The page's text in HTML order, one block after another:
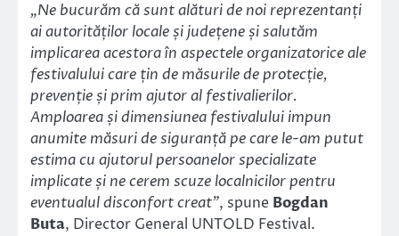
„Ne bucurăm că sunt alături de noi reprezentanți
ai autorităților locale și județene și salutăm
implicarea acestora în aspectele organizatorice ale
festivalului care țin de măsurile de protecție,
prevenție și prim ajutor al festivalierilor.
Amploarea și dimensiunea festivalului impun
anumite măsuri de siguranță pe care le-am putut
estima cu ajutorul persoanelor specializate
implicate și ne cerem scuze localnicilor pentru
eventualul disconfort creat”, spune Bogdan
Buta, Director General UNTOLD Festival.